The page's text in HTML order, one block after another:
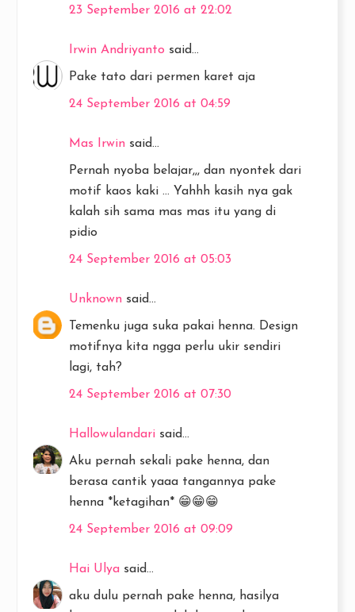
23 September 2016 at 22:02
Irwin Andriyanto said...
Pake tato dari permen karet aja
24 September 2016 at 04:59
Mas Irwin said...
Pernah nyoba belajar,,, dan nyontek dari
motif kaos kaki ... Yahhh kasih nya gak
kalah sih sama mas mas itu yang di
pidio
24 September 2016 at 05:03
Unknown said...
Temenku juga suka pakai henna. Design
motifnya kita ngga perlu ukir sendiri
lagi, tah?
24 September 2016 at 07:30
Hallowulandari said...
Aku pernah sekali pake henna, dan
berasa cantik yaaa tangannya pake
henna *ketagihan* 😁😁😁
24 September 2016 at 09:09
Hai Ulya said...
aku dulu pernah pake henna, hasilya